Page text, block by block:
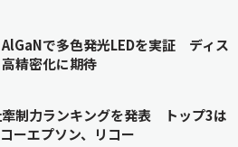
で多色発光LEDを実証 ディス
精密化に期待
制力ランキングを発表 トップ3は
ーエプソン、リコー